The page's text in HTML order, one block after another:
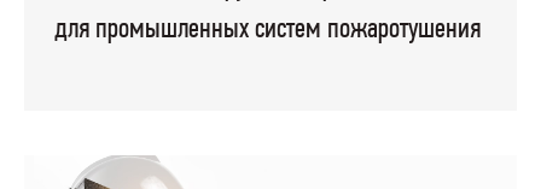
для промышленных систем пожаротушения